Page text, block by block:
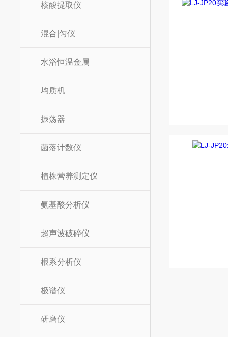
核酸提取仪
混合|匀仪
水浴恒温金属
均质机
振荡器
菌落计数仪
植株营养测定仪
氨基酸分析仪
超声波破碎仪
根系分析仪
极谱仪
研磨仪